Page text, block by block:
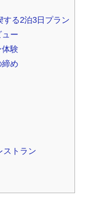
る2泊3日プラン
ー
験
め
ストラン